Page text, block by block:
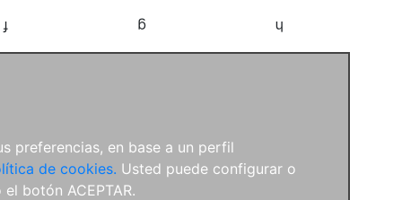
preferencias, en base a un perfil
de cookies. Usted puede configurar o
botón ACEPTAR.
f g h